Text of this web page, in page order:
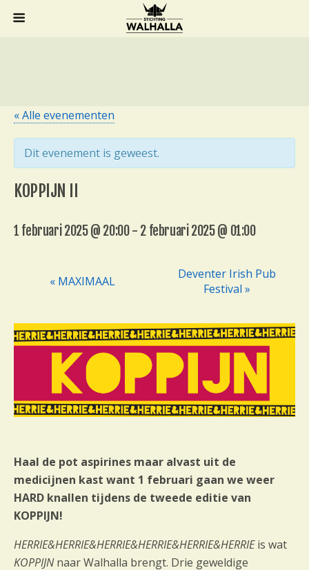
« Alle evenementen
Dit evenement is geweest.
KOPPIJN II
1 februari 2025 @ 20:00- 2 februari 2025 @ 01:00
n
e
n
t
v
i
g
a
i
e
« MAXIMAAL
Deventer Irish Pub
Festival »
Haal de pot aspirines maar alvast uit de
medicijnen kast want 1 februari gaan we weer
HARD knallen tijdens de tweede editie van
KOPPIJN!
HERRIE&HERRIE&HERRIE&HERRIE&HERRIE&HERRIEis wat
KOPPIJNnaar Walhalla brengt. Drie geweldige